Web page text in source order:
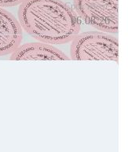
Срок изгот.
06.08.26